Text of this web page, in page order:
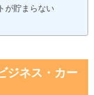
が貯まらない
ジネス・カー